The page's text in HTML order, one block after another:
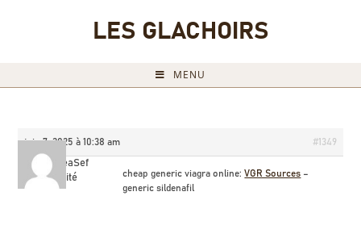
LES GLACHOIRS
MENU
juin 7, 2025 à 10:38 am #1349
JameseaSef
Invité
cheap generic viagra online:VGR Sources –
generic sildenafil